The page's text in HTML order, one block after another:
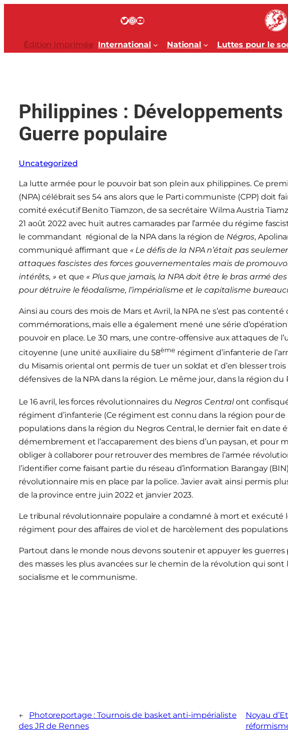
Twitter InstagramYouTube
Édition Imprimée International National Luttes pour le
Philippines :
Guerre populaire
Uncategorized
La lutte armée pour le pouvoir bat son plein aux philippines. Ce
(NPA) célébrait ses 54 ans alors que le Parti communiste (CPP) doit
comité exécutif Benito Tiamzon, de sa secrétaire Wilma Austria
21 août 2022 avec huit autres camarades par l’armée du régime
le commandant régional de la NPA dans la région de Négros,
communiqué affirmant que « Le défis de la NPA n’était pas
attaques fascistes des forces gouvernementales mais de
intérêts, » et que « Plus que jamais, la NPA doit être le bras armé
pour détruire le féodalisme, l’impérialisme et le capitalisme
Ainsi au cours des mois de Mars et Avril, la NPA ne s’est pas
commémorations, mais elle a également mené une série
pouvoir en place. Le 30 mars, une contre-offensive aux attaques de
citoyenne (une unité auxiliaire du 58ème régiment d’infanterie de
du Misamis oriental ont permis de tuer un soldat et d’en blesser
défensives de la NPA dans la région. Le même jour, dans la région du
Le 16 avril, les forces révolutionnaires du Negros Centralont
régiment d’infanterie (Ce régiment est connu dans la région pour
populations dans la région du Negros Central, le dernier fait en date
démembrement et l’accaparement des biens d’un paysan, et pour
obliger à collaborer pour retrouver des membres de l’armée
l’identifier come faisant partie du réseau d’information Barangay
révolutionnaire mis en place par la police. Javier avait ainsi permis
de la province entre juin 2022 et janvier 2023.
Le tribunal révolutionnaire populaire a condamné à mort et exécuté
régiment pour des affaires de viol et de harcèlement des populations
Partout dans le monde nous devons soutenir et appuyer les
des masses les plus avancées sur le chemin de la révolution qui
socialisme et le communisme.
←
Photoreportage : Tournois de basket anti-impérialiste
des JR de Rennes
Noyau